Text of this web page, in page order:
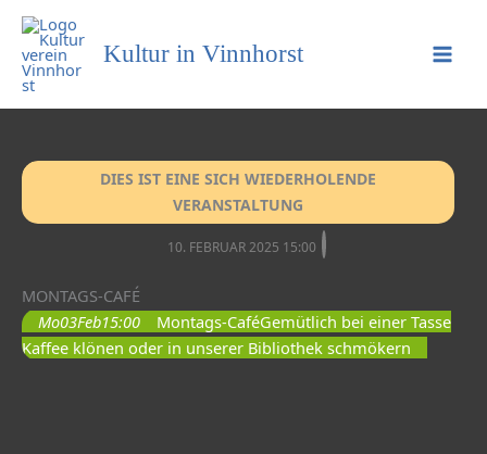
Kultur in Vinnhorst
DIES IST EINE SICH WIEDERHOLENDE
VERANSTALTUNG
10. FEBRUAR 2025 15:00
MONTAGS-CAFÉ
Mo03Feb15:00 Montags-CaféGemütlich bei einer Tasse
Kaffee klönen oder in unserer Bibliothek schmökern